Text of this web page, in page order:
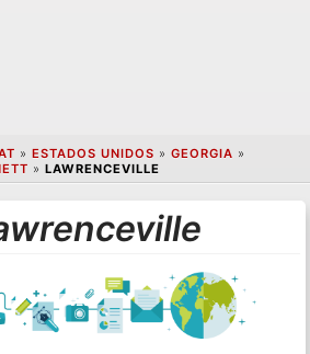
» ESTADOS UNIDOS » GEORGIA »
» LAWRENCEVILLE